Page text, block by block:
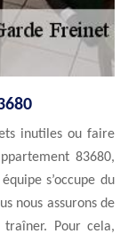
inutiles ou faire
83680,
s’occupe du
nous assurons de
Pour cela,